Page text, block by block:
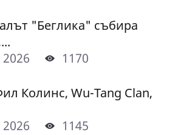
"Беглика" събира
1170
Колинс, Wu-Tang Clan,
1145